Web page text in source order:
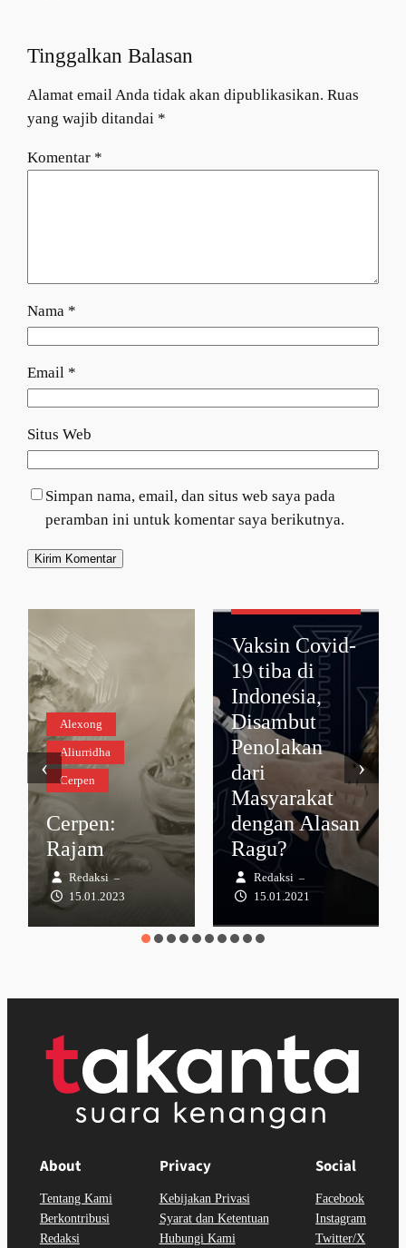
Tinggalkan Balasan
Alamat email Anda tidak akan dipublikasikan. Ruas
yang wajib ditandai *
Komentar *
Nama *
Email *
Situs Web
Simpan nama, email, dan situs web saya pada
peramban ini untuk komentar saya berikutnya.
Alexong
Aliurridha
Cerpen
Cerpen:
Rajam
Redaksi –
15.01.2023
Apacapa
Vaksin Covid-
19 tiba di
Indonesia,
Disambut
Penolakan
dari
Masyarakat
dengan Alasan
Ragu?
Redaksi –
15.01.2021
‹ ›
About
Tentang Kami
Berkontribusi
Redaksi
Privacy
Kebijakan Privasi
Syarat dan Ketentuan
Hubungi Kami
Social
Facebook
Instagram
Twitter/X